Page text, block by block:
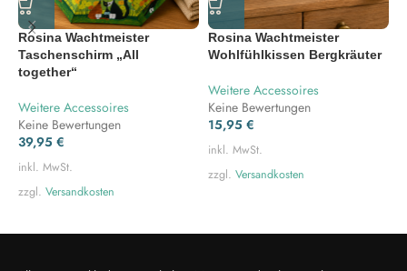
Rosina Wachtmeister
Taschenschirm „All
together“
Weitere Accessoires
Keine Bewertungen
39,95 €
inkl. MwSt.
zzgl. Versandkosten
Rosina Wachtmeister
Wohlfühlkissen Bergkräuter
Weitere Accessoires
Keine Bewertungen
15,95 €
inkl. MwSt.
zzgl. Versandkosten